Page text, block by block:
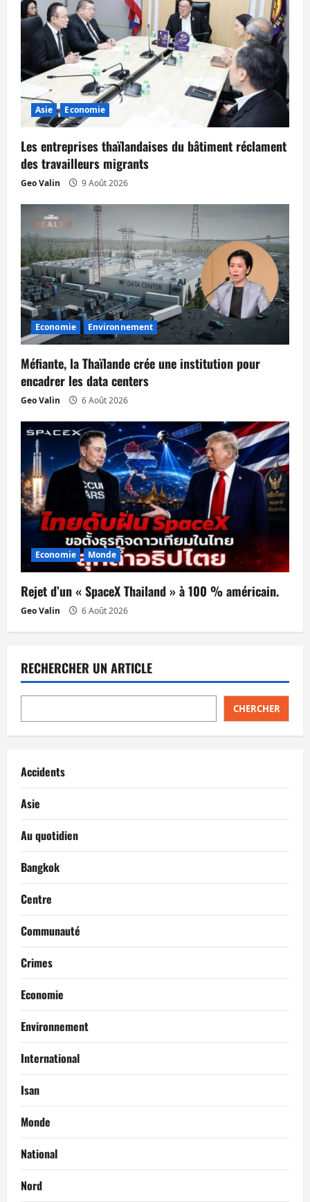
o
n
d
’
a
r
t
i
c
l
e
Asie Economie
Les entreprises thaïlandaises du bâtiment réclament
des travailleurs migrants
Geo Valin 9 Août 2026
Economie Environnement
Méfiante, la Thaïlande crée une institution pour
encadrer les data centers
Geo Valin 6 Août 2026
Economie Monde
Rejet d’un « SpaceX Thailand » à 100 % américain.
Geo Valin 6 Août 2026
RECHERCHER UN ARTICLE
CHERCHER
Accidents
Asie
Au quotidien
Bangkok
Centre
Communauté
Crimes
Economie
Environnement
International
Isan
Monde
National
Nord